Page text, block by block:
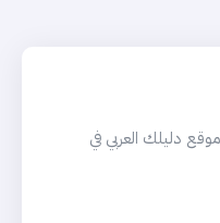
دليلك العربي في